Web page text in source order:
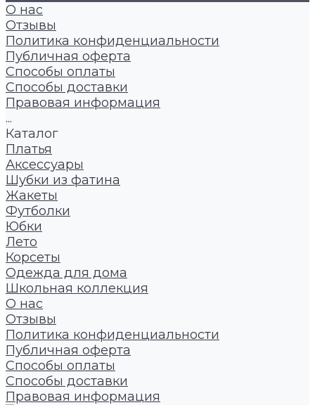
О нас
Отзывы
Политика конфиденциальности
Публичная оферта
Способы оплаты
Способы доставки
Правовая информация
...
Каталог
Платья
Аксессуары
Шубки из фатина
Жакеты
Футболки
Юбки
Лето
Корсеты
Одежда для дома
Школьная коллекция
О нас
Отзывы
Политика конфиденциальности
Публичная оферта
Способы оплаты
Способы доставки
Правовая информация